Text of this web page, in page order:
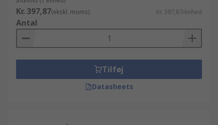
gode råd og information. Husk at hvis du køber
ind i store partier og bruger mere end 10.000 kr,
kan du nyde godt af vores fleksible priser og
rabatter, som kan tilpasses til dit budget.
Kr. 397,87(ekskl. moms) Kr. 397,87/enhed
Antal
Tilføj
Datasheets